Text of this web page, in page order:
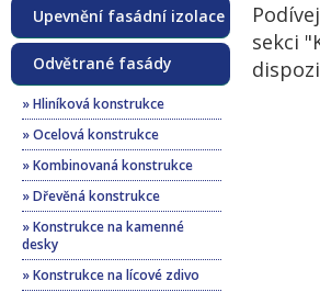
Upevnění fasádní izolace
Odvětrané fasády
» Hliníková konstrukce
» Ocelová konstrukce
» Kombinovaná konstrukce
» Dřevěná konstrukce
» Konstrukce na kamenné
desky
» Konstrukce na lícové zdivo
sekci